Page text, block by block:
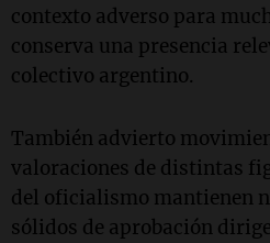
contexto adverso para
conserva una presencia
colectivo argentino.
También advierto
valoraciones de distintas
del oficialismo mantienen
sólidos de aprobación